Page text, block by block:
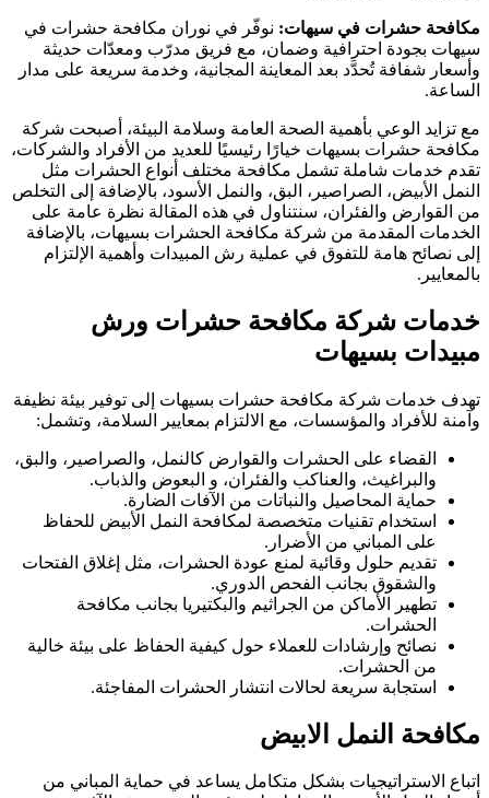
مكافحة حشرات في سيهات: نوفّر في نوران مكافحة حشرات في
سيهات بجودة احترافية وضمان، مع فريق مدرّب ومعدّات حديثة
وأسعار شفافة تُحدَّد بعد المعاينة المجانية، وخدمة سريعة على مدار
الساعة.
مع تزايد الوعي بأهمية الصحة العامة وسلامة البيئة، أصبحت شركة
مكافحة حشرات بسيهات خيارًا رئيسيًا للعديد من الأفراد والشركات،
تقدم خدمات شاملة تشمل مكافحة مختلف أنواع الحشرات مثل
النمل الأبيض، الصراصير، البق، والنمل الأسود، بالإضافة إلى التخلص
من القوارض والفئران، سنتناول في هذه المقالة نظرة عامة على
الخدمات المقدمة من شركة مكافحة الحشرات بسيهات، بالإضافة
إلى نصائح هامة للتفوق في عملية رش المبيدات وأهمية الإلتزام
بالمعايير.
خدمات شركة مكافحة حشرات ورش
مبيدات بسيهات
تهدف خدمات شركة مكافحة حشرات بسيهات إلى توفير بيئة نظيفة
وآمنة للأفراد والمؤسسات، مع الالتزام بمعايير السلامة، وتشمل:
القضاء على الحشرات والقوارض كالنمل، والصراصير، والبق،
والبراغيث، والعناكب والفئران، و البعوض والذباب.
حماية المحاصيل والنباتات من الآفات الضارة.
استخدام تقنيات متخصصة لمكافحة النمل الأبيض للحفاظ
على المباني من الأضرار.
تقديم حلول وقائية لمنع عودة الحشرات، مثل إغلاق الفتحات
والشقوق بجانب الفحص الدوري.
تطهير الأماكن من الجراثيم والبكتيريا بجانب مكافحة
الحشرات.
نصائح وإرشادات للعملاء حول كيفية الحفاظ على بيئة خالية
من الحشرات.
استجابة سريعة لحالات انتشار الحشرات المفاجئة.
مكافحة النمل الابيض
اتباع الاستراتيجيات بشكل متكامل يساعد في حماية المباني من